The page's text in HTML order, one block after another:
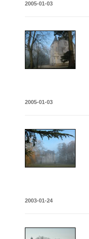
2005-01-03
2005-01-03
2003-01-24